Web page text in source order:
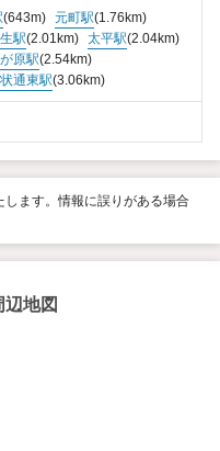
(643m) 元町駅(1.76km)
駅(2.01km) 太平駅(2.04km)
原駅(2.54km)
通東駅(3.06km)
ます。情報に誤りがある場合
地図